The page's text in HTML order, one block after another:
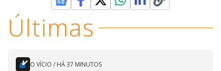
Últimas
O VÍCIO / HÁ 37 MINUTOS